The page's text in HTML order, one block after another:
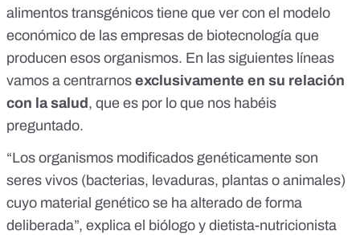
alimentos transgénicos tiene que ver con el modelo
económico de las empresas de biotecnología que
producen esos organismos. En las siguientes líneas
vamos a centrarnos exclusivamente en su relación
con la salud , que es por lo que nos habéis
preguntado.
“Los organismos modificados genéticamente son
seres vivos (bacterias, levaduras, plantas o animales)
cuyo material genético se ha alterado de forma
deliberada”, explica el biólogo y dietista-nutricionista